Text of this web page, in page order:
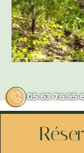
05 63 76 95